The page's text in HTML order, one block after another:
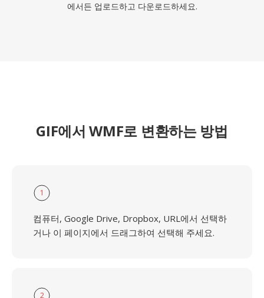
에서든 업로드하고 다운로드하세요.
GIF에서 WMF로 변환하는 방법
1
컴퓨터, Google Drive, Dropbox, URL에서 선택하
거나 이 페이지에서 드래그하여 선택해 주세요.
2